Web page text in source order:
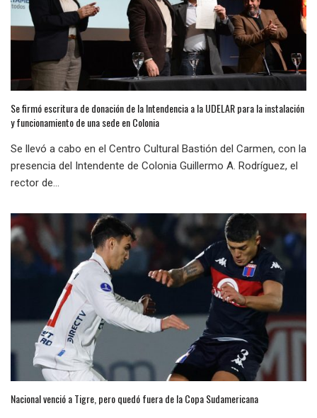
Se firmó escritura de donación de la Intendencia a la UDELAR para la instalación
y funcionamiento de una sede en Colonia
Se llevó a cabo en el Centro Cultural Bastión del Carmen, con la
presencia del Intendente de Colonia Guillermo A. Rodríguez, el
rector de...
Nacional venció a Tigre, pero quedó fuera de la Copa Sudamericana